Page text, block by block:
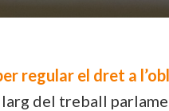
regular el dret a
del treball